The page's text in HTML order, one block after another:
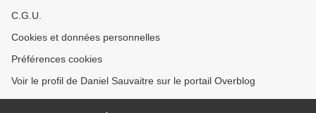
C.G.U.
Cookies et données personnelles
Préférences cookies
Voir le profil de Daniel Sauvaitre sur le portail Overblog